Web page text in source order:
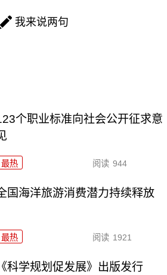
我来说两句
个职业标准向社会公开征求意
最热 阅读 944
国海洋旅游消费潜力持续释放
最热 阅读 1921
《科学规划促发展》出版发行